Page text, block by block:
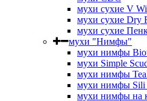
мухи сухие V
мухи сухие Dry
мухи сухие
мухи "Нимфы"
мухи нимфы
мухи Simple
мухи нимфы
мухи нимфы Sili
мухи нимфы на